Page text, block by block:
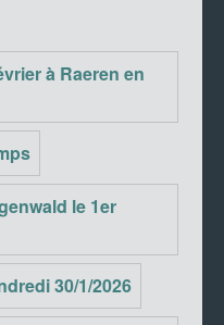
à Raeren en
le 1er
30/1/2026